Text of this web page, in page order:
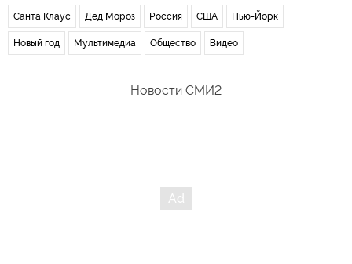
Санта Клаус Дед Мороз Россия США Нью-Йорк
Новый год Мультимедиа Общество Видео
Новости СМИ2